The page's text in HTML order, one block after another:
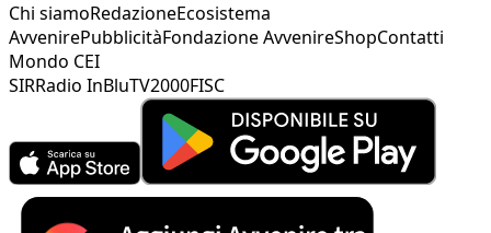
Chi siamoRedazioneEcosistema
AvvenirePubblicitàFondazione AvvenireShopContatti
Mondo CEI
SIRRadio InBluTV2000FISC